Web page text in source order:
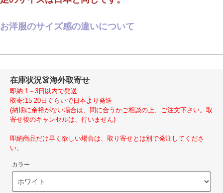
お洋服のサイズ感の違いについて
在庫状況👗海外取寄せ
即納:1～3日以内で発送
取寄:15-20日ぐらいで日本より発送
(納期に余裕がない場合は、間に合うかご相談の上、ご注文下さい。取
寄せ後のキャンセルは、行いません)
即納商品だけ早く欲しい場合は、取り寄せとは別で発注してくださ
い。
カラー